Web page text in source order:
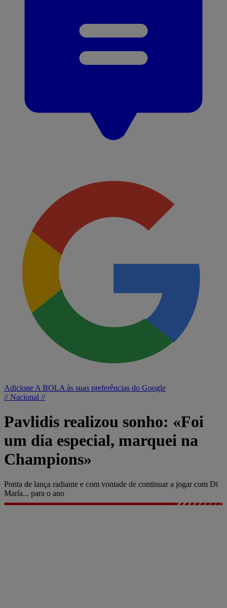
Adicione A BOLA às suas preferências do Google
// Nacional //
Pavlidis realizou sonho: «Foi
um dia especial, marquei na
Champions»
Ponta de lança radiante e com vontade de continuar a jogar com Di
María... para o ano